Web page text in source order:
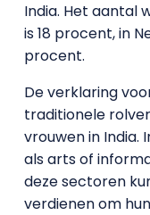
India. Het aantal
is 18 procent, in
procent.
De verklaring
traditionele
vrouwen in India.
als arts of
deze sectoren
verdienen om